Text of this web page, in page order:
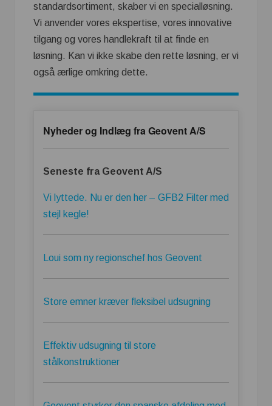
standardsortiment, skaber vi en specialløsning.
Vi anvender vores ekspertise, vores innovative
tilgang og vores handlekraft til at finde en
løsning. Kan vi ikke skabe den rette løsning, er vi
også ærlige omkring dette.
Nyheder og Indlæg fra Geovent A/S
Seneste fra Geovent A/S
Vi lyttede. Nu er den her – GFB2 Filter med
stejl kegle!
Loui som ny regionschef hos Geovent
Store emner kræver fleksibel udsugning
Effektiv udsugning til store
stålkonstruktioner